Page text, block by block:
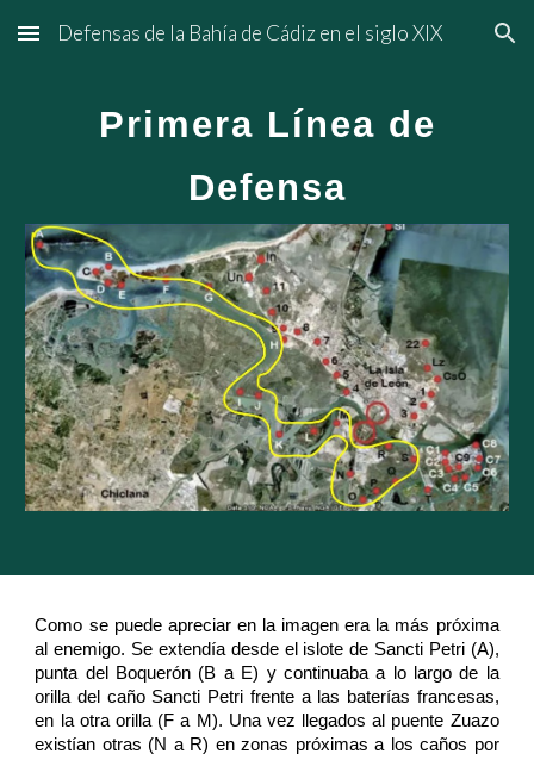
Skip to main content Skip to navigation
Defensas de la Bahía de Cádiz en el siglo XIX
Primera Línea de
Defensa
Como se puede apreciar en la imagen era la más próxima
al enemigo. Se extendía desde el islote de Sancti Petri (A),
punta del Boquerón (B a E) y continuaba a lo largo de la
orilla del caño Sancti Petri frente a las baterías francesas,
en la otra orilla (F a M). Una vez llegados al puente Zuazo
existían otras (N a R) en zonas próximas a los caños por